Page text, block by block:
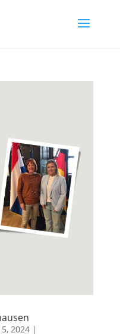
2024|